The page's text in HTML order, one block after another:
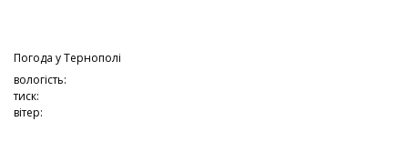
Погода уТернополі
вологість:
тиск:
вітер: